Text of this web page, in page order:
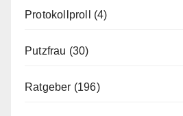
Protokollproll (4)
Putzfrau (30)
Ratgeber (196)